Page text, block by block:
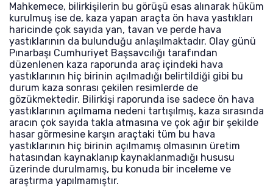
Mahkemece, bilirkişilerin bu görüşü esas alınarak hüküm
kurulmuş ise de, kaza yapan araçta ön hava yastıkları
haricinde çok sayıda yan, tavan ve perde hava
yastıklarının da bulunduğu anlaşılmaktadır. Olay günü
Pınarbaşı Cumhuriyet Başsavcılığı tarafından
düzenlenen kaza raporunda araç içindeki hava
yastıklarının hiç birinin açılmadığı belirtildiği gibi bu
durum kaza sonrası çekilen resimlerde de
gözükmektedir. Bilirkişi raporunda ise sadece ön hava
yastıklarının açılmama nedeni tartışılmış, kaza sırasında
aracın çok sayıda takla atmasına ve çok ağır bir şekilde
hasar görmesine karşın araçtaki tüm bu hava
yastıklarının hiç birinin açılmamış olmasının üretim
hatasından kaynaklanıp kaynaklanmadığı hususu
üzerinde durulmamış, bu konuda bir inceleme ve
araştırma yapılmamıştır.